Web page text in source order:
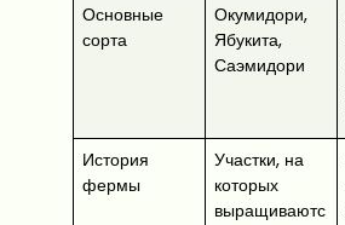
Основные
сорта
Окумидори,
Ябукита,
Саэмидори
История
фермы
Участки, на
которых
выращиваютс